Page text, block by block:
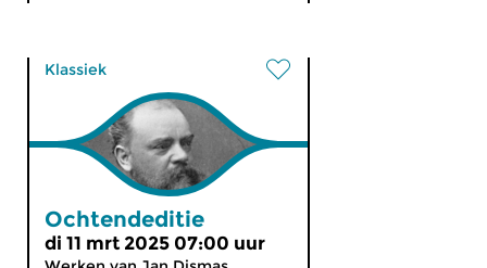
Klassiek
Ochtendeditie
di 11 mrt 2025 07:00 uur